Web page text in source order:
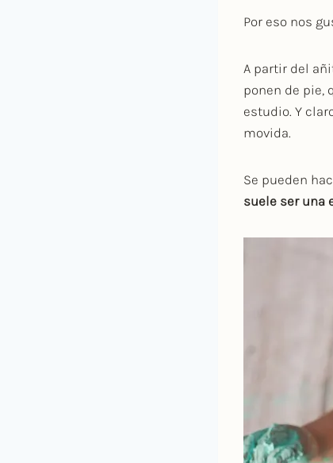
Por eso nos
A partir del
ponen de pie,
estudio. Y
movida.
Se pueden
suele ser una